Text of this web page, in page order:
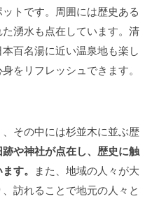
トです。周囲には歴史ある
湧水も点在しています。清
百名湯に近い温泉地も楽し
をリフレッシュできます。
その中には杉並木に並ぶ歴
跡や神社が点在し、歴史に触
す。 また、地域の人々が大
訪れることで地元の人々と